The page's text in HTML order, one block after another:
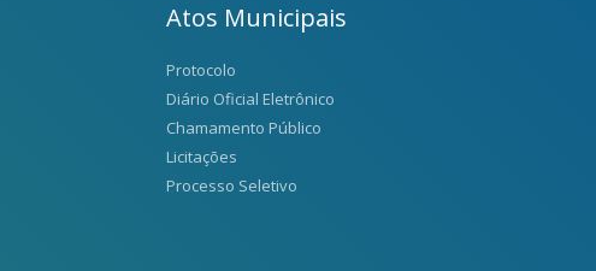
Atos Municipais
Protocolo
Diário Oficial Eletrônico
Chamamento Público
Licitações
Processo Seletivo